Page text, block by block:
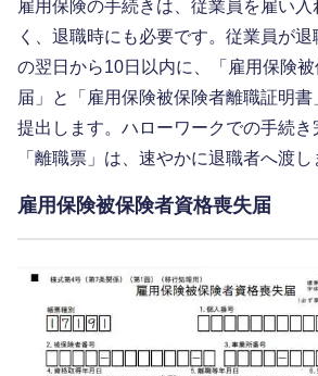
雇用保険の手続きは、従業員を雇い
く、退職時にも必要です。従業員が退
の翌日から10日以内に、「雇用保険
届」と「雇用保険被保険者離職証明
提出します。ハローワークでの手続き
「離職票」は、速やかに退職者へ渡し
雇用保険被保険者資格喪失届